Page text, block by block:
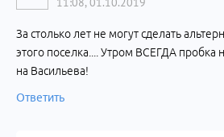
За столько лет не могут сделать
этого поселка.... Утром ВСЕГДА пробка
на Васильева!
Ответить